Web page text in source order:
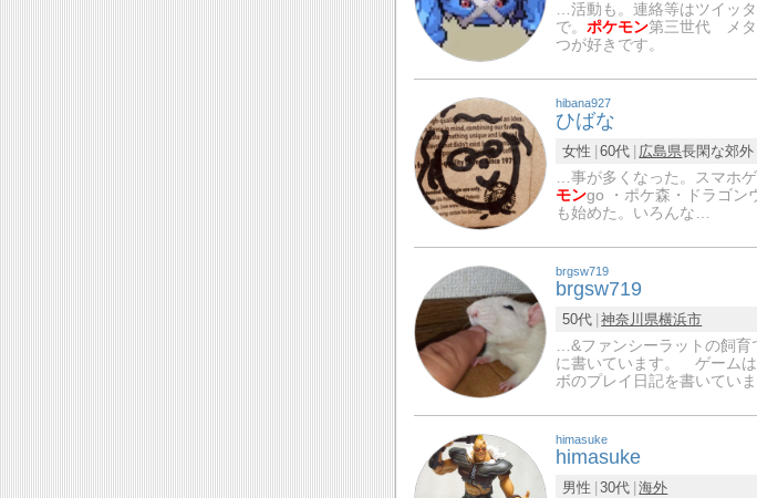
…活動も。連絡等はツイッ
で。 ポケモン第三世代 メタ
つが好きです。
hibana927
ひばな
女性 60代 広島県長閑な郊外
…事が多くなった。スマホゲ
モンgo ・ポケ森・ドラゴン
も始めた。いろんな…
brgsw719
brgsw719
50代 神奈川県横浜市
…&ファンシーラットの飼育
に書いています。 ゲームは
ボのプレイ日記を書いていま
himasuke
himasuke
男性 30代 海外